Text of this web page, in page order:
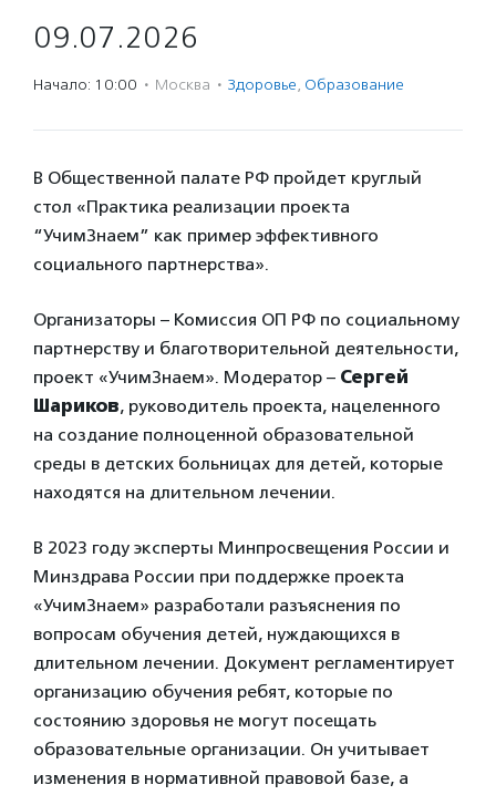
09.07.2026
Начало: 10:00 · Москва · Здоровье, Образование
В Общественной палате РФ пройдет круглый
стол «Практика реализации проекта
“УчимЗнаем” как пример эффективного
социального партнерства».
Организаторы – Комиссия ОП РФ по социальному
партнерству и благотворительной деятельности,
проект «УчимЗнаем». Модератор – Сергей
Шариков, руководитель проекта, нацеленного
на создание полноценной образовательной
среды в детских больницах для детей, которые
находятся на длительном лечении.
В 2023 году эксперты Минпросвещения России и
Минздрава России при поддержке проекта
«УчимЗнаем» разработали разъяснения по
вопросам обучения детей, нуждающихся в
длительном лечении. Документ регламентирует
организацию обучения ребят, которые по
состоянию здоровья не могут посещать
образовательные организации. Он учитывает
изменения в нормативной правовой базе, а